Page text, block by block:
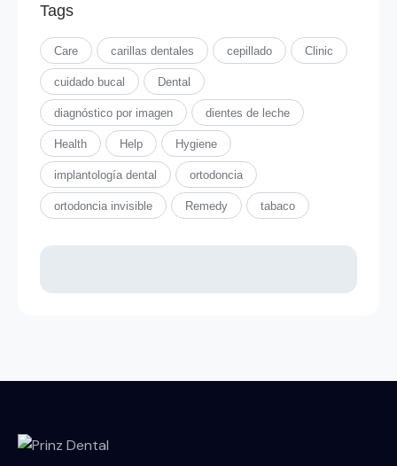
Tags
Care carillas dentales cepillado Clinic
cuidado bucal Dental
diagnóstico por imagen dientes de leche
Health Help Hygiene
implantología dental ortodoncia
ortodoncia invisible Remedy tabaco